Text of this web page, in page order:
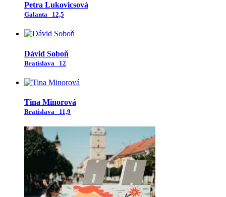
Petra Lukovicsová
Galanta 12,5
Dávid Soboň
Bratislava 12
Tina Minorová
Bratislava 11,9